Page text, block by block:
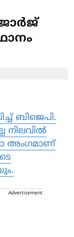
ജോര്‍ജ്
ബിജെപി.
നിലവില്‍
അംഗമാണ്
Advertisement